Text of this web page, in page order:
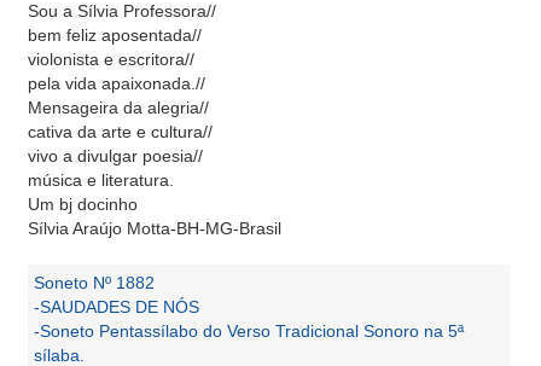
Sou a Sílvia Professora//
bem feliz aposentada//
violonista e escritora//
pela vida apaixonada.//
Mensageira da alegria//
cativa da arte e cultura//
vivo a divulgar poesia//
música e literatura.
Um bj docinho
Sílvia Araújo Motta-BH-MG-Brasil
Soneto Nº 1882
-SAUDADES DE NÓS
-Soneto Pentassílabo do Verso Tradicional Sonoro na 5ª
sílaba.